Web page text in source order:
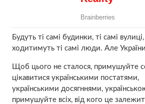
Будуть ті самі будинки, ті самі вулиці,
ходитимуть ті самі люди. Але
Щоб цього не сталося, примушуйте
цікавитися українськими постатями,
українськими досягннями,
примушуйте всіх, від кого це